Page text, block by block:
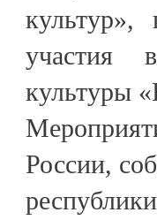
участия
культуры
России,